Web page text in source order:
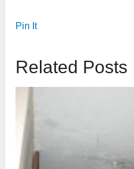
Pin It
Related Posts